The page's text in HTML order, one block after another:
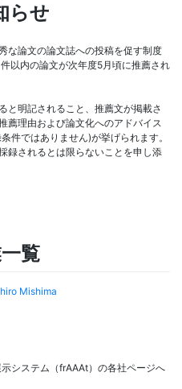
らせ
な論文の論文誌への投稿を促す制度
以内の論文が次年度5月頃に推薦され
と明記されること、推薦文が掲載さ
薦理由および論文化へのアドバイス
件ではありません)が挙げられます。
録されるとは限らないことを申し添
覧
Mishima
システム（frAAAt）の各社ページへ